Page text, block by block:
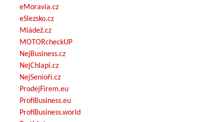
eMoravia.cz
eSlezsko.cz
Mládež.cz
MOTORcheckUP
NejBusiness.cz
NejChlapi.cz
NejSenioři.cz
ProdejFirem.eu
ProfiBusiness.eu
ProfiBusiness.world